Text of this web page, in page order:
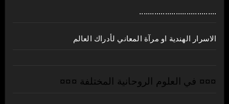
....................................
الاسرار الهندية او مرآة المعاني لأدراك العالم
¤¤¤ في العلوم الروحانية المختلفة ¤¤¤